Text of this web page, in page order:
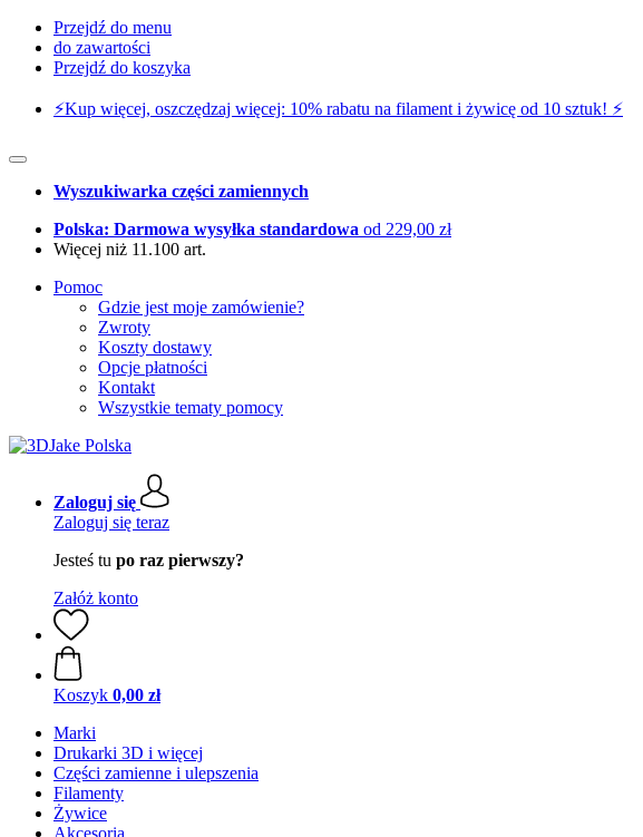
Przejdź do menu
do zawartości
Przejdź do koszyka
⚡️Kup więcej, oszczędzaj więcej: 10% rabatu na filament i żywicę od 10 sztuk! ⚡️
Wyszukiwarka części zamiennych
Polska: Darmowa wysyłka standardowa od 229,00 zł
Więcej niż 11.100 art.
Pomoc
Gdzie jest moje zamówienie?
Zwroty
Koszty dostawy
Opcje płatności
Kontakt
Wszystkie tematy pomocy
Zaloguj się
Zaloguj się teraz
Jesteś tu po raz pierwszy?
Załóż konto
Koszyk 0,00 zł
Marki
Drukarki 3D i więcej
Części zamienne i ulepszenia
Filamenty
Żywice
Akcesoria